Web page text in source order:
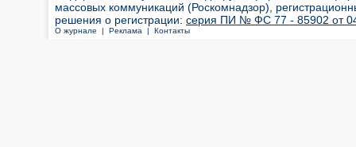
массовых коммуникаций (Роскомнадзор),
решения о регистрации: серия ПИ № ФС 77 - 85902 от 04
О журнале | Реклама | Контакты